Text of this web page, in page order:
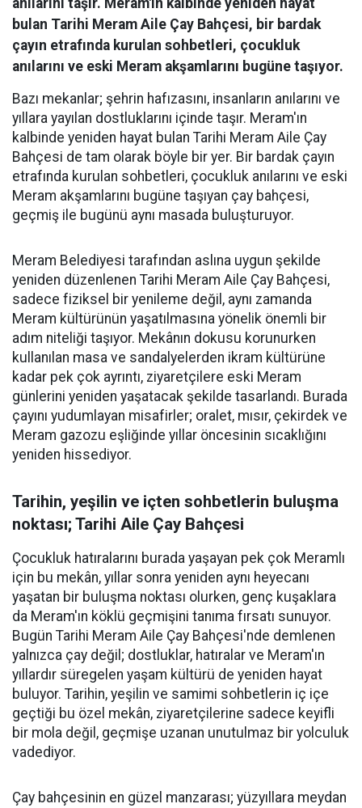
anılarını taşır. Meram'ın kalbinde yeniden hayat
bulan Tarihi Meram Aile Çay Bahçesi, bir bardak
çayın etrafında kurulan sohbetleri, çocukluk
anılarını ve eski Meram akşamlarını bugüne taşıyor.
Bazı mekanlar; şehrin hafızasını, insanların anılarını ve
yıllara yayılan dostluklarını içinde taşır. Meram'ın
kalbinde yeniden hayat bulan Tarihi Meram Aile Çay
Bahçesi de tam olarak böyle bir yer. Bir bardak çayın
etrafında kurulan sohbetleri, çocukluk anılarını ve eski
Meram akşamlarını bugüne taşıyan çay bahçesi,
geçmiş ile bugünü aynı masada buluşturuyor.
Meram Belediyesi tarafından aslına uygun şekilde
yeniden düzenlenen Tarihi Meram Aile Çay Bahçesi,
sadece fiziksel bir yenileme değil, aynı zamanda
Meram kültürünün yaşatılmasına yönelik önemli bir
adım niteliği taşıyor. Mekânın dokusu korunurken
kullanılan masa ve sandalyelerden ikram kültürüne
kadar pek çok ayrıntı, ziyaretçilere eski Meram
günlerini yeniden yaşatacak şekilde tasarlandı. Burada
çayını yudumlayan misafirler; oralet, mısır, çekirdek ve
Meram gazozu eşliğinde yıllar öncesinin sıcaklığını
yeniden hissediyor.
Tarihin, yeşilin ve içten sohbetlerin buluşma
noktası; Tarihi Aile Çay Bahçesi
Çocukluk hatıralarını burada yaşayan pek çok Meramlı
için bu mekân, yıllar sonra yeniden aynı heyecanı
yaşatan bir buluşma noktası olurken, genç kuşaklara
da Meram'ın köklü geçmişini tanıma fırsatı sunuyor.
Bugün Tarihi Meram Aile Çay Bahçesi'nde demlenen
yalnızca çay değil; dostluklar, hatıralar ve Meram'ın
yıllardır süregelen yaşam kültürü de yeniden hayat
buluyor. Tarihin, yeşilin ve samimi sohbetlerin iç içe
geçtiği bu özel mekân, ziyaretçilerine sadece keyifli
bir mola değil, geçmişe uzanan unutulmaz bir yolculuk
vadediyor.
Çay bahçesinin en güzel manzarası; yüzyıllara meydan